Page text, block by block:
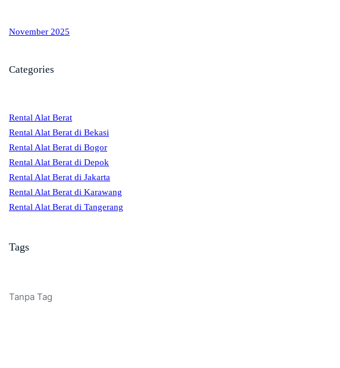
November 2025
Categories
Rental Alat Berat
Rental Alat Berat di Bekasi
Rental Alat Berat di Bogor
Rental Alat Berat di Depok
Rental Alat Berat di Jakarta
Rental Alat Berat di Karawang
Rental Alat Berat di Tangerang
Tags
Tanpa Tag